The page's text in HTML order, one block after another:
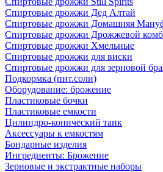
Спиртовые дрожжи Дед Алтай
Спиртовые дрожжи Домашняя
Спиртовые дрожжи Дрожжевой
Спиртовые дрожжи Хмельные
Спиртовые дрожжи для виски
Спиртовые дрожжи для зерновой
Подкормка (пит.соли)
Оборудование: брожение
Пластиковые бочки
Пластиковые емкости
Цилиндро-конический танк
Аксессуары к емкостям
Бондарные изделия
Ингредиенты: Брожение
Зерновые и экстрактные наборы